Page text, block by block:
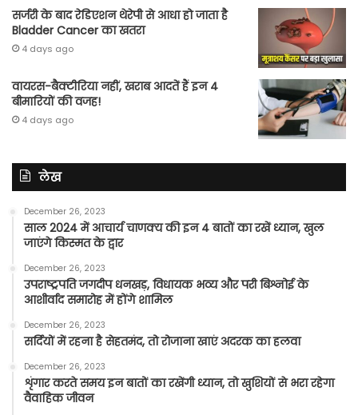
सर्जरी के बाद रेडिएशन थेरेपी से आधा हो जाता है
Bladder Cancer का खतरा
4 days ago
वायरस-बैक्टीरिया नहीं, खराब आदतें हैं इन 4
बीमारियों की वजह!
4 days ago
लेख
December 26, 2023
साल 2024 में आचार्य चाणक्य की इन 4 बातों का रखें ध्यान, खुल
जाएंगे किस्मत के द्वार
December 26, 2023
उपराष्ट्रपति जगदीप धनखड़, विधायक भव्य और परी बिश्नोई के
आशीर्वाद समारोह में होंगे शामिल
December 26, 2023
सर्दियों में रहना है सेहतमंद, तो रोजाना खाएं अदरक का हलवा
December 26, 2023
शृंगार करते समय इन बातों का रखेंगी ध्यान, तो खुशियों से भरा रहेगा
वैवाहिक जीवन